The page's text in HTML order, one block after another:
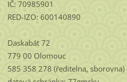
IČ: 70985901
RED-IZO: 600140890
Daskabát 72
779 00 Olomouc
585 358 278 (ředitelna, sborovna)